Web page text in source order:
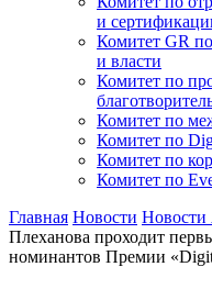
и
Комитет GR
и власти
Комитет по
Комитет по
Комитет по
Комитет по
Комитет по
Главная Новости
Плеханова проходит
номинантов Премии